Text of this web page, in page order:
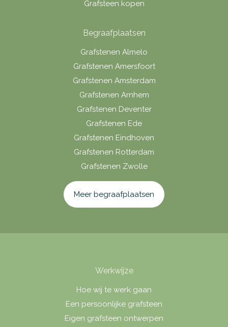
Grafsteen kopen
Begraafplaatsen
Grafstenen Almelo
Grafstenen Amersfoort
Grafstenen Amsterdam
Grafstenen Arnhem
Grafstenen Deventer
Grafstenen Ede
Grafstenen Eindhoven
Grafstenen Rotterdam
Grafstenen Zwolle
Meer begraafplaatsen
Werkwijze
Hoe wij te werk gaan
Een persoonlijke grafsteen
Eigen grafsteen ontwerpen